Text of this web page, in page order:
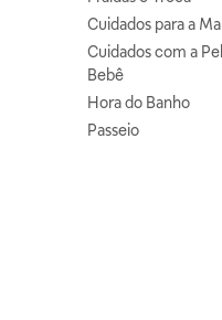
Cuidados para a
Cuidados com a
Bebê
Hora do Banho
Passeio